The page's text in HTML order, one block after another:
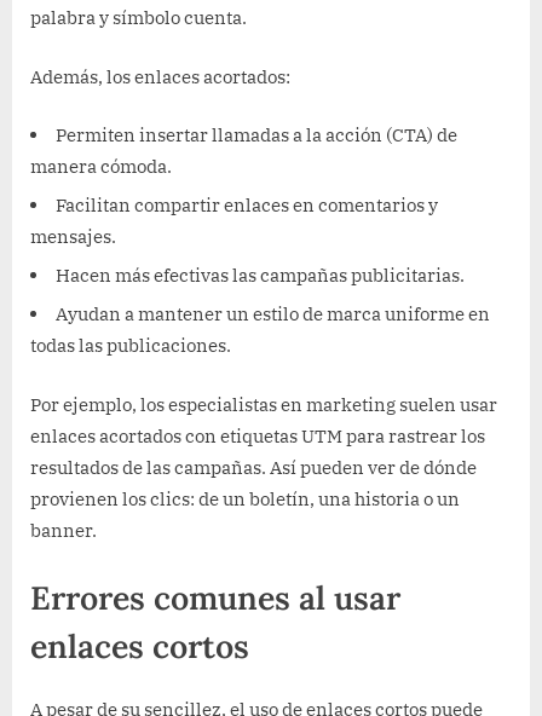
palabra y símbolo cuenta.
Además, los enlaces acortados:
Permiten insertar llamadas a la acción (CTA) de
manera cómoda.
Facilitan compartir enlaces en comentarios y
mensajes.
Hacen más efectivas las campañas publicitarias.
Ayudan a mantener un estilo de marca uniforme en
todas las publicaciones.
Por ejemplo, los especialistas en marketing suelen usar
enlaces acortados con etiquetas UTM para rastrear los
resultados de las campañas. Así pueden ver de dónde
provienen los clics: de un boletín, una historia o un
banner.
Errores comunes al usar
enlaces cortos
A pesar de su sencillez, el uso de enlaces cortos puede